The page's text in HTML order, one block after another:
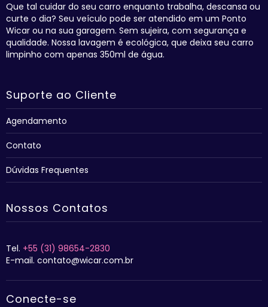
Que tal cuidar do seu carro enquanto trabalha, descansa ou
curte o dia? Seu veículo pode ser atendido em um Ponto
Wicar ou na sua garagem. Sem sujeira, com segurança e
qualidade. Nossa lavagem é ecológica, que deixa seu carro
limpinho com apenas 350ml de água.
Suporte ao Cliente
Agendamento
Contato
Dúvidas Frequentes
Nossos Contatos
Tel. +55 (31) 98654-2830
E-mail. contato@wicar.com.br
Conecte-se